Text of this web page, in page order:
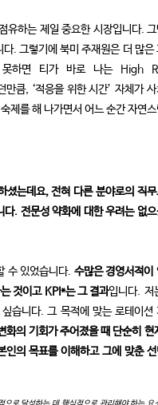
하는 제일 중요한 시장입니다.
. 그렇기에 북미 주재원은 더 많은
하면 티가 바로 나는 High
큼, ‘적응을 위한 시간’ 자체가
제를 해 나가면서 어느 순간 자연
셨는데요, 전혀 다른 분야로의 직
. 전문성 약화에 대한 우려는 없
수 있었습니다. 수많은 경영서적이
것이고 KPI*는 그 결과입니다. 저
습니다. 그 목적에 맞는 로테이션
화의 기회가 주어졌을 때 단순히 현
인의 목표를 이해하고 그에 맞춘